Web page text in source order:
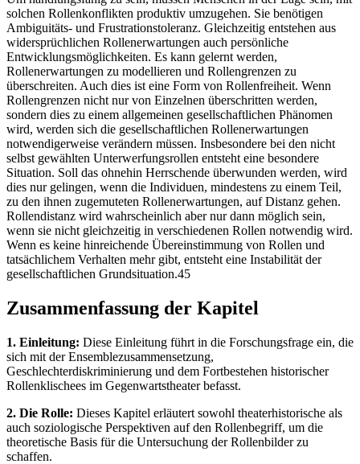
solchen Rollenkonflikten produktiv umzugehen. Sie benötigen
Ambiguitäts- und Frustrationstoleranz. Gleichzeitig entstehen aus
widersprüchlichen Rollenerwartungen auch persönliche
Entwicklungsmöglichkeiten. Es kann gelernt werden,
Rollenerwartungen zu modellieren und Rollengrenzen zu
überschreiten. Auch dies ist eine Form von Rollenfreiheit. Wenn
Rollengrenzen nicht nur von Einzelnen überschritten werden,
sondern dies zu einem allgemeinen gesellschaftlichen Phänomen
wird, werden sich die gesellschaftlichen Rollenerwartungen
notwendigerweise verändern müssen. Insbesondere bei den nicht
selbst gewählten Unterwerfungsrollen entsteht eine besondere
Situation. Soll das ohnehin Herrschende überwunden werden, wird
dies nur gelingen, wenn die Individuen, mindestens zu einem Teil,
zu den ihnen zugemuteten Rollenerwartungen, auf Distanz gehen.
Rollendistanz wird wahrscheinlich aber nur dann möglich sein,
wenn sie nicht gleichzeitig in verschiedenen Rollen notwendig wird.
Wenn es keine hinreichende Übereinstimmung von Rollen und
tatsächlichem Verhalten mehr gibt, entsteht eine Instabilität der
gesellschaftlichen Grundsituation.45
Zusammenfassung der Kapitel
1. Einleitung: Diese Einleitung führt in die Forschungsfrage ein, die
sich mit der Ensemblezusammensetzung,
Geschlechterdiskriminierung und dem Fortbestehen historischer
Rollenklischees im Gegenwartstheater befasst.
2. Die Rolle: Dieses Kapitel erläutert sowohl theaterhistorische als
auch soziologische Perspektiven auf den Rollenbegriff, um die
theoretische Basis für die Untersuchung der Rollenbilder zu
schaffen.